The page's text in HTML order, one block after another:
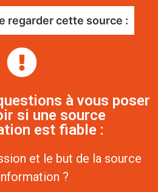
regarder cette source :
à vous poser
si une source
est fiable :
et le but de la source
?